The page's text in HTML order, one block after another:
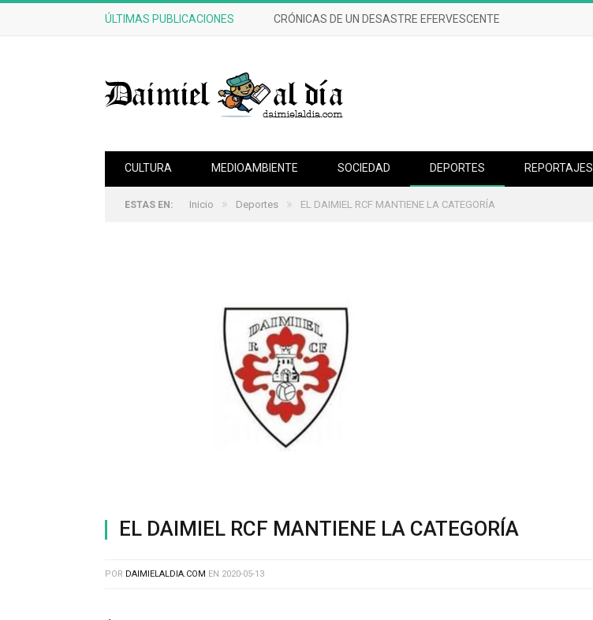
ÚLTIMAS PUBLICACIONES CRÓNICAS DE UN DESASTRE EFERVESCENTE
CULTURA MEDIOAMBIENTE SOCIEDAD DEPORTES REPORTAJES
ESTAS EN: Inicio » Deportes » EL DAIMIEL RCF MANTIENE LA CATEGORÍA
EL DAIMIEL RCF MANTIENE LA CATEGORÍA
POR DAIMIELALDIA.COM EN 2020-05-13